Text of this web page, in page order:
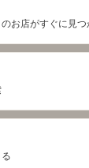
お店がすぐに見つ